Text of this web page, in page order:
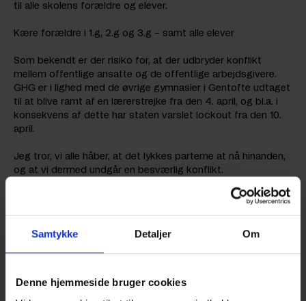
Samtykke Detaljer Om
Denne hjemmeside bruger cookies
til alle skolens forældre og elever.
Kære forældre i 1.g, 2.g og 3.g – samt alle elever
Som bekendt er der risiko for, at der udbryder konflikt
mellem offentlige ansatte og de offentlige arbejdsgivere.
GHG er i lighed med de øvrige gymnasier i Gentofte udtaget
til at blive ramt af en lærerstrejke fra den 4. april, og bl.a. i
konsekvens af dette har staten varslet lockout fra den 10.
april.
Jeg tror, vi alle håber, at det lykkes parterne at nå hinanden,
og at vi dermed undgår en besværlig konflikt.
i op til en måned, og dermed er vi fremme ved primo maj.
og studierejser, som risikerer ikke at blive til noget. Vi har
udsendt særskilt besked om dette til de berørte elever. Jeg